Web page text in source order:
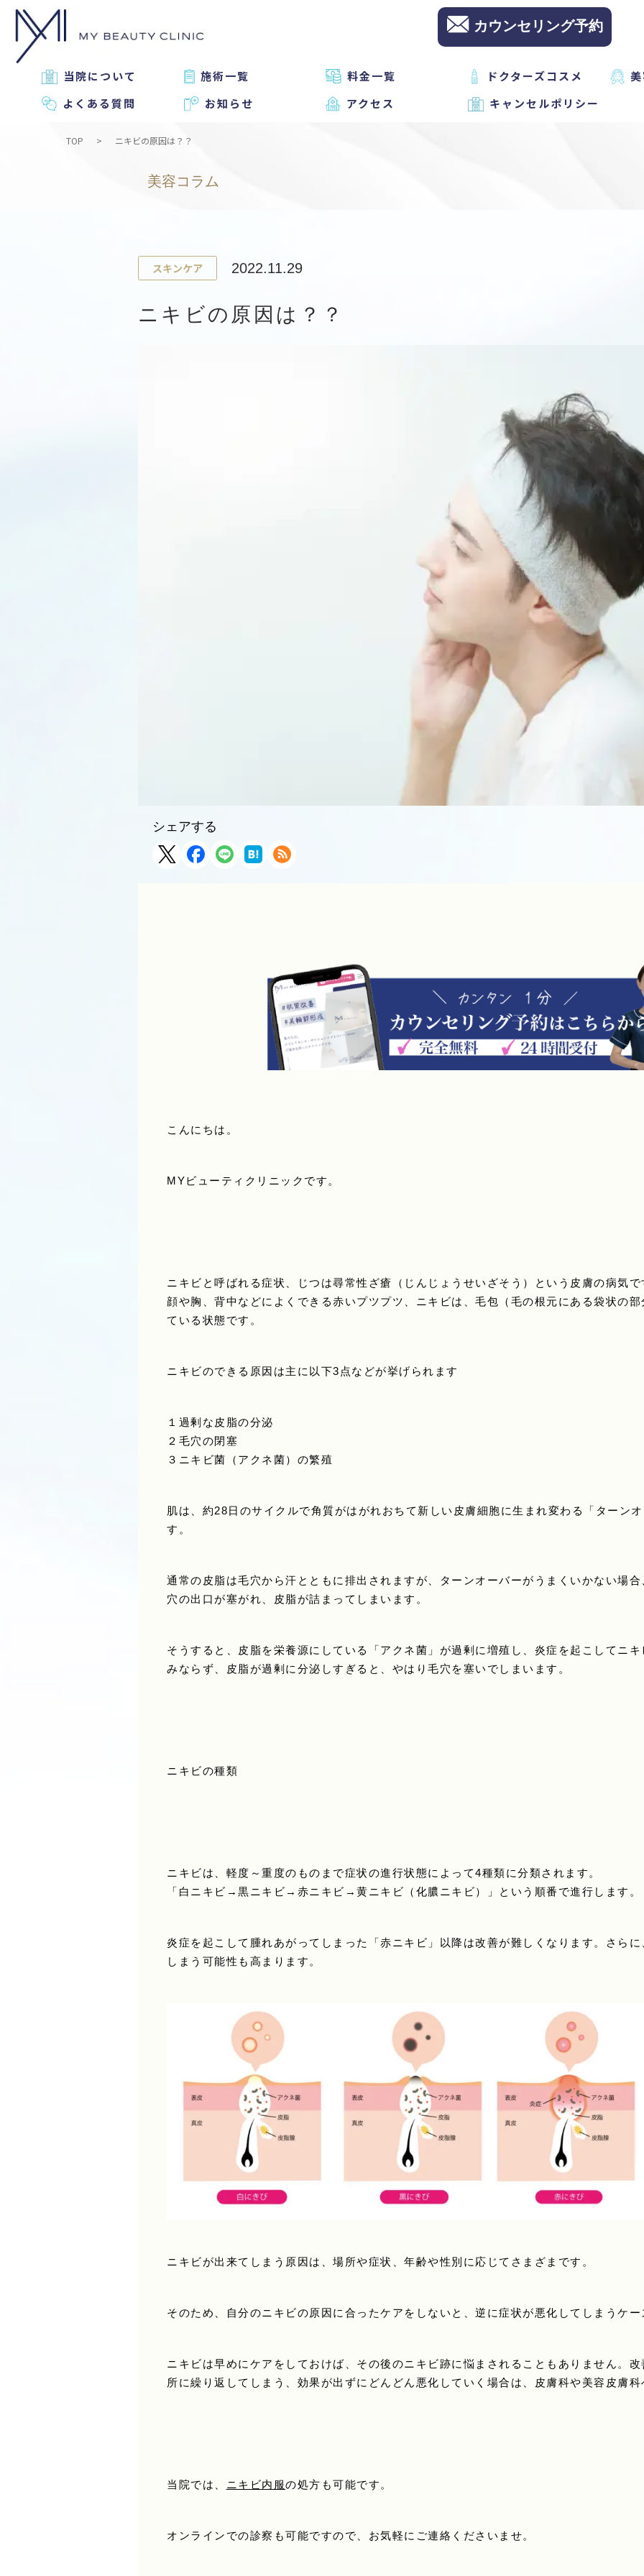
カウンセリング予約
当院について 施術一覧 料金一覧 ドクターズコスメ
よくある質問
お知らせ アクセス キャンセルポリシー
TOP ニキビの原因は？？
美容コラム
スキンケア 2022.11.29
ニキビの原因は？？
シェアする
こんにちは。
MYビューティクリニックです。
ニキビと呼ばれる症状、じつは尋常性ざ瘡（じんじょうせいざそう）という皮膚の病気で
顔や胸、背中などによくできる赤いプツプツ、ニキビは、毛包（毛の根元にある袋状の
ている状態です。
ニキビのできる原因は主に以下3点などが挙げられます
１過剰な皮脂の分泌
２毛穴の閉塞
３ニキビ菌（アクネ菌）の繁殖
肌は、約28日のサイクルで角質がはがれおちて新しい皮膚細胞に生まれ変わる「ターン
す。
通常の皮脂は毛穴から汗とともに排出されますが、ターンオーバーがうまくいかない場
穴の出口が塞がれ、皮脂が詰まってしまいます。
そうすると、皮脂を栄養源にしている「アクネ菌」が過剰に増殖し、炎症を起こしてニ
みならず、皮脂が過剰に分泌しすぎると、やはり毛穴を塞いでしまいます。
ニキビの種類
ニキビは、軽度～重度のものまで症状の進行状態によって4種類に分類されます。
「白ニキビ→黒ニキビ→赤ニキビ→黄ニキビ（化膿ニキビ）」という順番で進行します。
炎症を起こして腫れあがってしまった「赤ニキビ」以降は改善が難しくなります。さら
しまう可能性も高まります。
ニキビが出来てしまう原因は、場所や症状、年齢や性別に応じてさまざまです。
そのため、自分のニキビの原因に合ったケアをしないと、逆に症状が悪化してしまうケ
ニキビは早めにケアをしておけば、その後のニキビ跡に悩まされることもありません。
所に繰り返してしまう、効果が出ずにどんどん悪化していく場合は、皮膚科や美容皮膚
当院では、 ニキビ内服の処方も可能です。
オンラインでの診察も可能ですので、お気軽にご連絡くださいませ。